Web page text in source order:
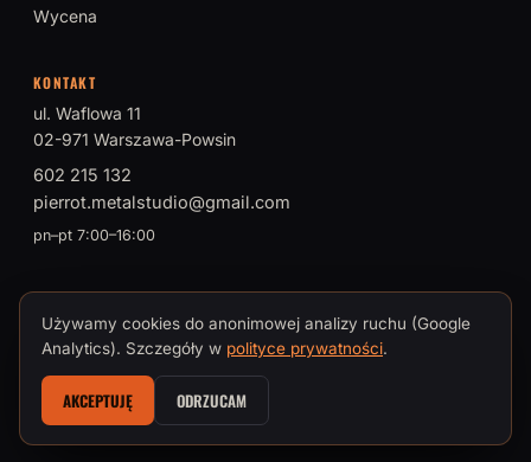
Wycena
KONTAKT
ul. Waflowa 11
02-971 Warszawa-Powsin
602 215 132
pierrot.metalstudio@gmail.com
pn–pt 7:00–16:00
© 2026 PIERROT Metal Studio · Tomasz Brokman, Mistrz Sztuki
Polityka prywatności i cookies
Używamy cookies do anonimowej analizy ruchu (Google
Analytics). Szczegóły w polityce prywatności.
AKCEPTUJĘ ODRZUCAM